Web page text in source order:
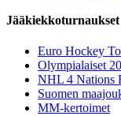
Jääkiekkoturnaukset
Euro Hockey
Olympialaiset
NHL 4 Nations
Suomen
MM-kertoimet